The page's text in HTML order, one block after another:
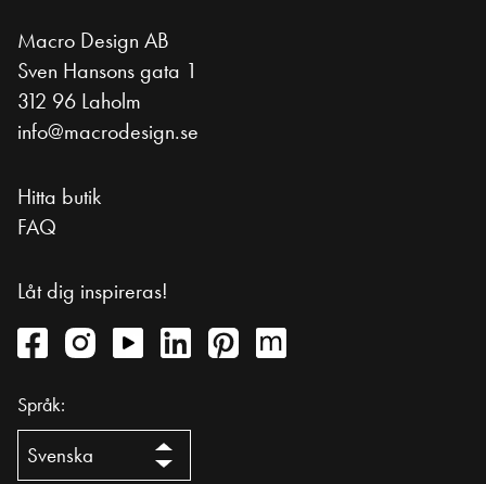
Macro Design AB
Sven Hansons gata 1
312 96 Laholm
info@macrodesign.se
Hitta butik
FAQ
Låt dig inspireras!
Språk: